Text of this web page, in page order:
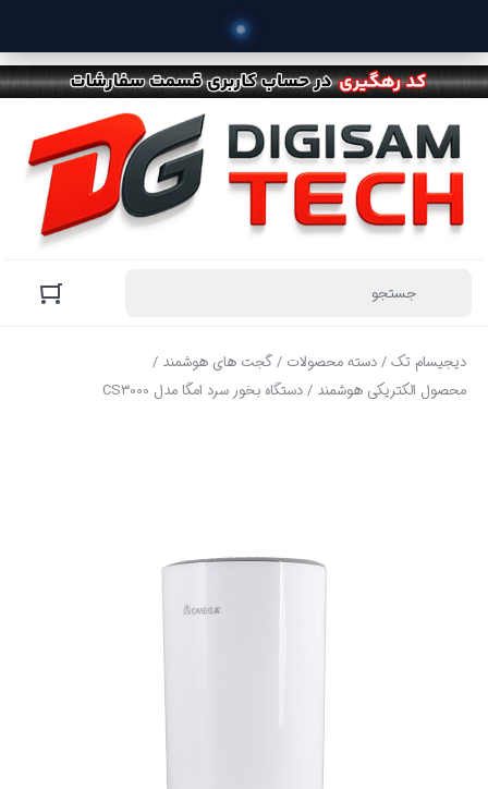
دیجیسام تک/دسته محصولات /گجت های هوشمند /
محصول الکتریکی هوشمند / دستگاه بخور سرد امگا مدل CS3000
خرید م